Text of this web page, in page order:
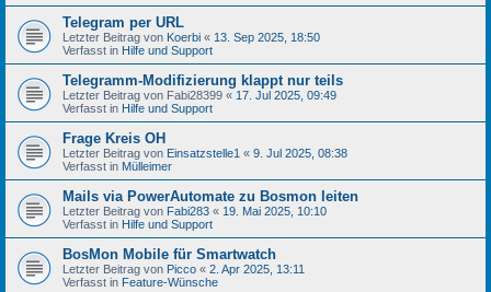
Telegram per URL
Letzter Beitrag von Koerbi « 13. Sep 2025, 18:50
Verfasst in Hilfe und Support
Telegramm-Modifizierung klappt nur teils
Letzter Beitrag von Fabi28399 « 17. Jul 2025, 09:49
Verfasst in Hilfe und Support
Frage Kreis OH
Letzter Beitrag von Einsatzstelle1 « 9. Jul 2025, 08:38
Verfasst in Mülleimer
Mails via PowerAutomate zu Bosmon leiten
Letzter Beitrag von Fabi283 « 19. Mai 2025, 10:10
Verfasst in Hilfe und Support
BosMon Mobile für Smartwatch
Letzter Beitrag von Picco « 2. Apr 2025, 13:11
Verfasst in Feature-Wünsche